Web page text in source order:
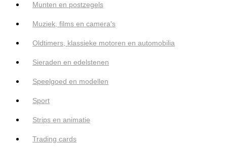
Munten en postzegels
Muziek, films en camera's
Oldtimers, klassieke motoren en automobilia
Sieraden en edelstenen
Speelgoed en modellen
Sport
Strips en animatie
Trading cards